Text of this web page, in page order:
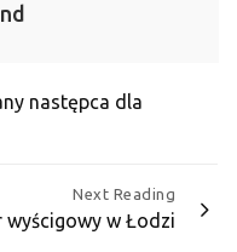
następca dla
Next Reading
wyścigowy w Łodzi